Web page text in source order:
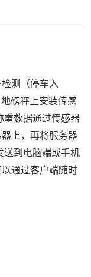
测（停车入
磅秤上安装传感
重数据通过传感器
上，再将服务器
送到电脑端或手机
通过客户端随时